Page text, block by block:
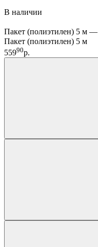
В наличии
Пакет (полиэтилен) 5 м —
Пакет (полиэтилен) 5 м
55990р.